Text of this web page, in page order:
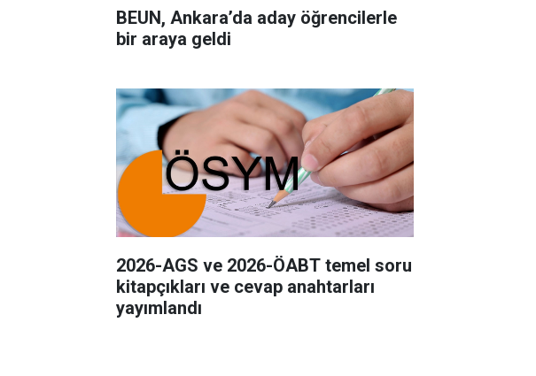
BEUN, Ankara’da aday öğrencilerle
bir araya geldi
2026-AGS ve 2026-ÖABT temel soru
kitapçıkları ve cevap anahtarları
yayımlandı